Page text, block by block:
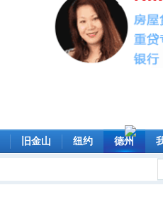
旧金山 纽约 德州